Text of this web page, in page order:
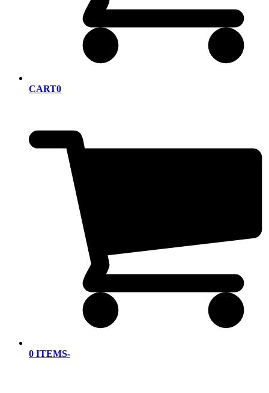
CART0
0 ITEMS-